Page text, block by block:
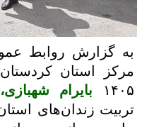
به گزارش روابط
۱۴۰۵
بایرام
تربیت زندان‌های